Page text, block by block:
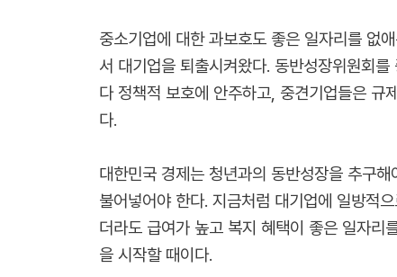
중소기업에 대한 과보호도 좋은 일자리를 없
서 대기업을 퇴출시켜왔다. 동반성장위원회를
다 정책적 보호에 안주하고, 중견기업들은 규
다.
대한민국 경제는 청년과의 동반성장을 추구
불어넣어야 한다. 지금처럼 대기업에 일방적
더라도 급여가 높고 복지 혜택이 좋은 일자리
을 시작할 때이다.